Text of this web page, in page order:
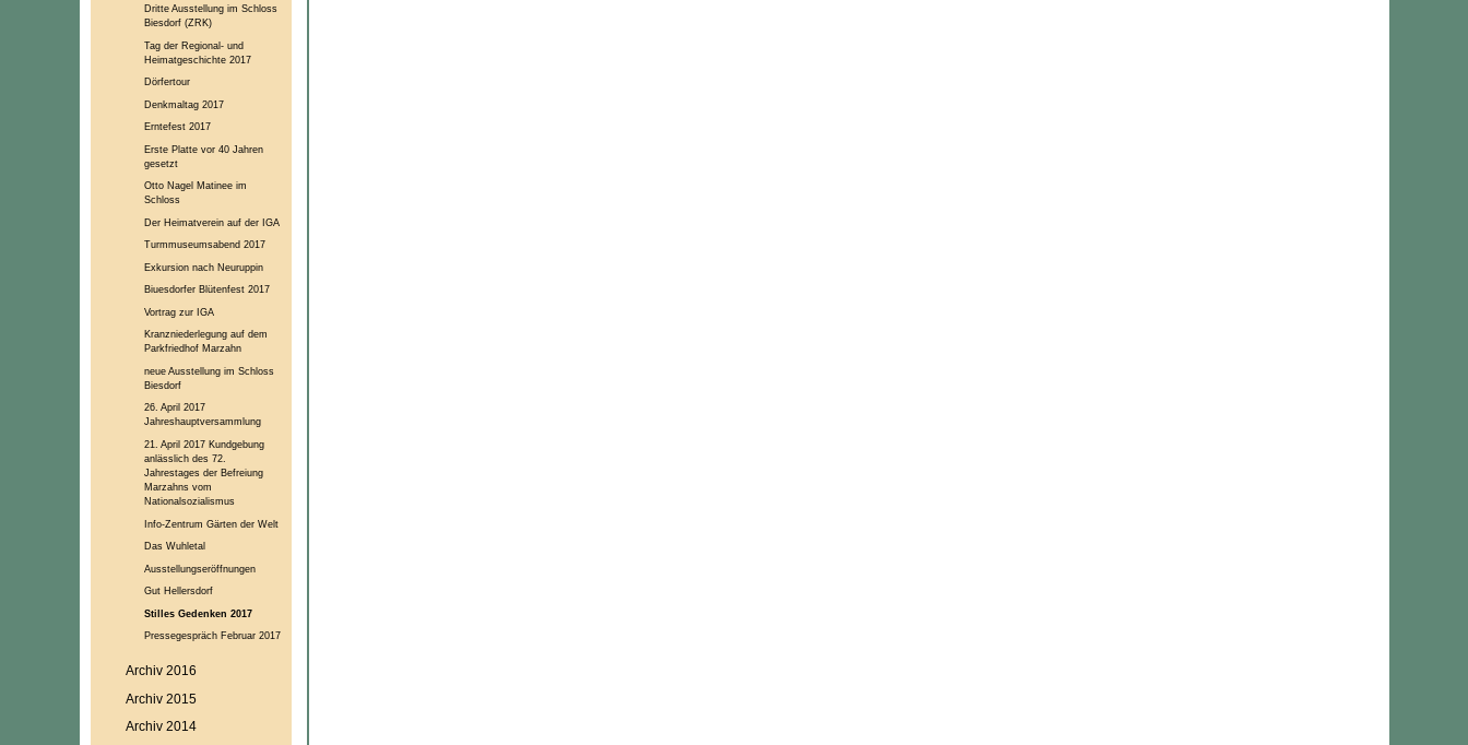
Dritte Ausstellung im Schloss
Biesdorf (ZRK)
Tag der Regional- und
Heimatgeschichte 2017
Dörfertour
Denkmaltag 2017
Erntefest 2017
Erste Platte vor 40 Jahren
gesetzt
Otto Nagel Matinee im
Schloss
Der Heimatverein auf der IGA
Turmmuseumsabend 2017
Exkursion nach Neuruppin
Biuesdorfer Blütenfest 2017
Vortrag zur IGA
Kranzniederlegung auf dem
Parkfriedhof Marzahn
neue Ausstellung im Schloss
Biesdorf
26. April 2017
Jahreshauptversammlung
21. April 2017 Kundgebung
anlässlich des 72.
Jahrestages der Befreiung
Marzahns vom
Nationalsozialismus
Info-Zentrum Gärten der Welt
Das Wuhletal
Ausstellungseröffnungen
Gut Hellersdorf
Stilles Gedenken 2017
Pressegespräch Februar 2017
Archiv 2016
Archiv 2015
Archiv 2014